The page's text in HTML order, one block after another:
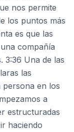
nos permite
los puntos más
es que las
compañía
3:36 Una de las
las
persona en los
a
estructuradas
haciendo